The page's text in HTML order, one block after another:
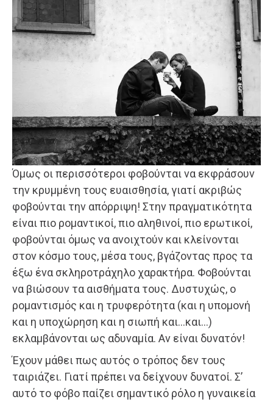
Όμως οι περισσότεροι φοβούνται να εκφράσουν
την κρυμμένη τους ευαισθησία, γιατί ακριβώς
φοβούνται την απόρριψη! Στην πραγματικότητα
είναι πιο ρομαντικοί, πιο αληθινοί, πιο ερωτικοί,
φοβούνται όμως να ανοιχτούν και κλείνονται
στον κόσμο τους, μέσα τους, βγάζοντας προς τα
έξω ένα σκληροτράχηλο χαρακτήρα. Φοβούνται
να βιώσουν τα αισθήματα τους. Δυστυχώς, ο
ρομαντισμός και η τρυφερότητα (και η υπομονή
και η υποχώρηση και η σιωπή και…και…)
εκλαμβάνονται ως αδυναμία. Αν είναι δυνατόν!
Έχουν μάθει πως αυτός ο τρόπος δεν τους
ταιριάζει. Γιατί πρέπει να δείχνουν δυνατοί. Σ’
αυτό το φόβο παίζει σημαντικό ρόλο η γυναικεία